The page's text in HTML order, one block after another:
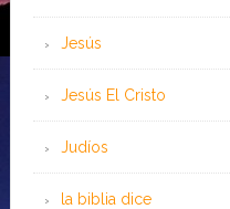
Jesús
Jesús El Cristo
Judíos
la biblia dice